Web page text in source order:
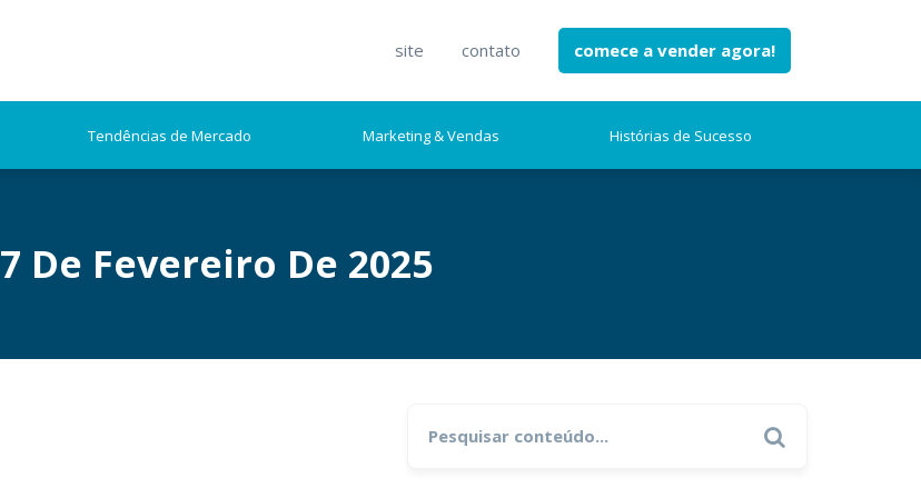
site contato comece a vender agora!
Tendências de Mercado Marketing & Vendas Histórias de Sucesso
7 De Fevereiro De 2025
for:
Search